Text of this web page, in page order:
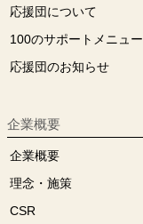
応援団について
100のサポートメニュー
応援団のお知らせ
企業概要
企業概要
理念・施策
CSR